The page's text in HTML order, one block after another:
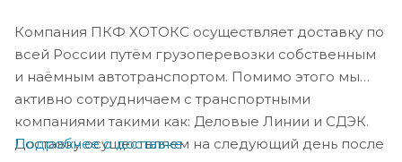
Компания ПКФ ХОТОКС осуществляет доставку по
всей России путём грузоперевозки собственным
и наёмным автотранспортом. Помимо этого мы
активно сотрудничаем с транспортными
компаниями такими как: Деловые Линии и СДЭК.
Доставку осуществляем на следующий день после
Подробнее о доставке